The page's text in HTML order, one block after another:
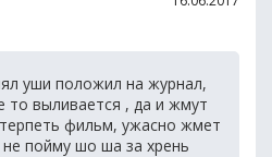
уши положил на журнал,
то выливается , да и жмут
фильм, ужасно жмет
пойму шо ша за хрень